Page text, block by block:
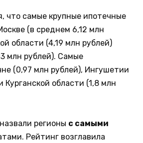
что самые крупные ипотечные
(в среднем 6,12 млн
области (4,19 млн рублей)
млн рублей). Самые
(0,97 млн рублей), Ингушетии
Курганской области (1,8 млн
регионы с самыми
Рейтинг возглавила